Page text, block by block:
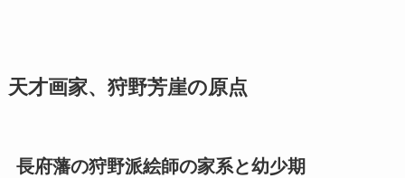
天才画家、狩野芳崖の原点
長府藩の狩野派絵師の家系と幼少期